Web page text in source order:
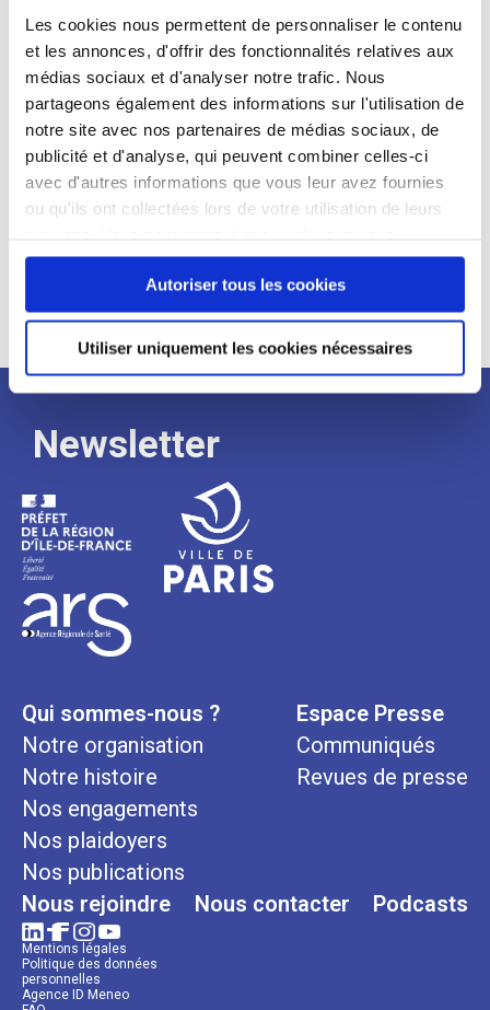
Les cookies nous permettent de personnaliser le contenu
et les annonces, d'offrir des fonctionnalités relatives aux
médias sociaux et d'analyser notre trafic. Nous
partageons également des informations sur l'utilisation de
notre site avec nos partenaires de médias sociaux, de
publicité et d'analyse, qui peuvent combiner celles-ci
avec d'autres informations que vous leur avez fournies
ou qu'ils ont collectées lors de votre utilisation de leurs
continuez à utiliser notre site Web.
Autoriser tous les cookies
Utiliser uniquement les cookies nécessaires
Qualifications et diplômes :
Profil recherché :
Expérience :
Processus
de
recrutement
Newsletter
Qui sommes-nous ?
Notre organisation
Notre histoire
Nos engagements
Nos plaidoyers
Nos publications
Espace Presse
Communiqués
Revues de presse
Nous rejoindre Nous contacter Podcasts
Mentions légales
Politique des données
personnelles
Agence ID Meneo